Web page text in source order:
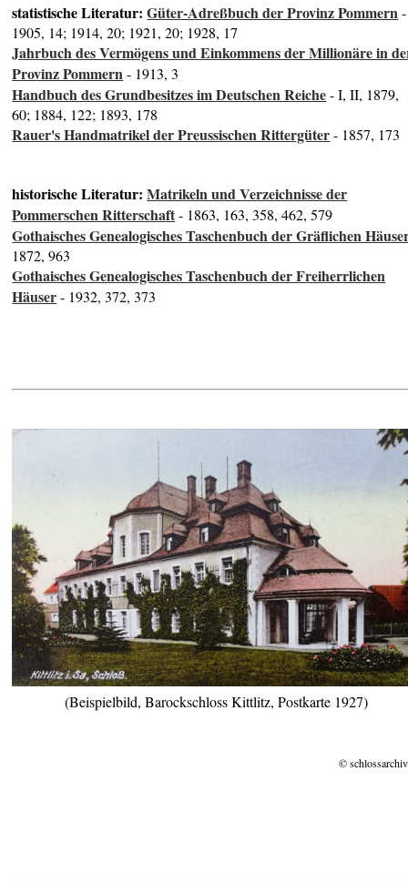
statistische Literatur:Güter-Adreßbuch der Provinz Pommern-
1905, 14; 1914, 20; 1921, 20; 1928, 17
Jahrbuch des Vermögens und Einkommens der Millionäre in
Provinz Pommern- 1913, 3
Handbuch des Grundbesitzes im Deutschen Reiche- I, II, 1879,
60; 1884, 122; 1893, 178
Rauer's Handmatrikel der Preussischen Rittergüter- 1857, 173
historische Literatur:Matrikeln und Verzeichnisse der
Pommerschen Ritterschaft- 1863, 163, 358, 462, 579
Gothaisches Genealogisches Taschenbuch der Gräflichen
1872, 963
Gothaisches Genealogisches Taschenbuch der Freiherrlichen
Häuser- 1932, 372, 373
(Beispielbild, Barockschloss Kittlitz, Postkarte 1927)
©